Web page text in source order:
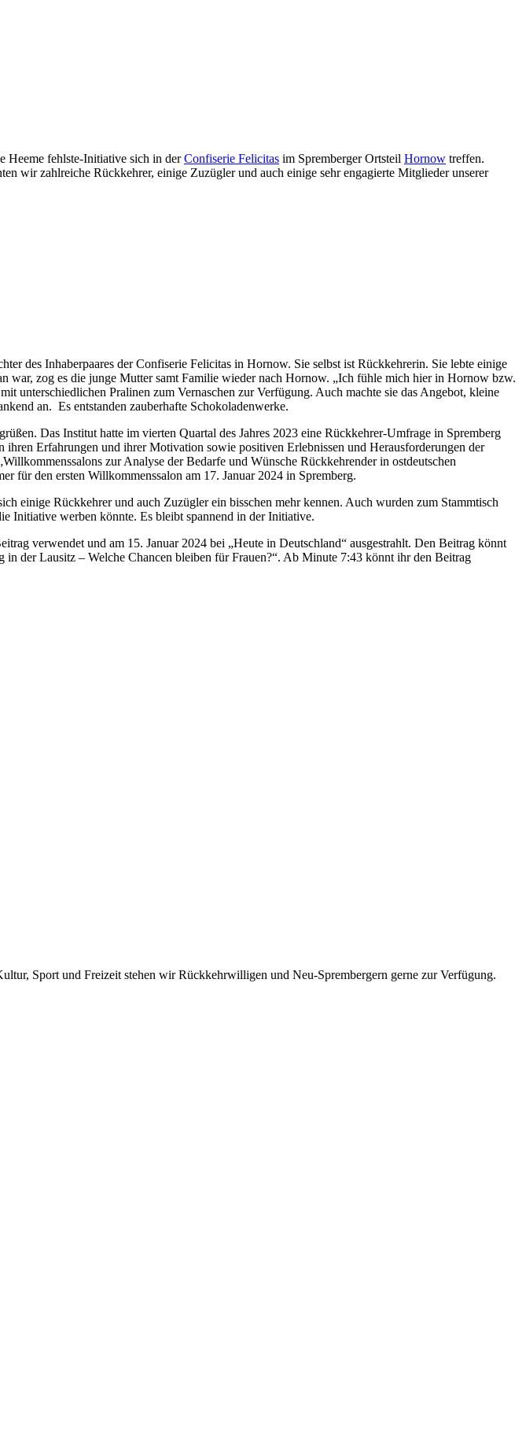
Heeme fehlste-Initiative sich in derConfiserie Felicitas im Spremberger Ortsteil Hornow treffen.
wir zahlreiche Rückkehrer, einige Zuzügler und auch einige sehr engagierte Mitglieder unserer
des Inhaberpaares der Confiserie Felicitas in Hornow. Sie selbst ist Rückkehrerin. Sie lebte einige
war, zog es die junge Mutter samt Familie wieder nach Hornow. „Ich fühle mich hier in Hornow bzw.
unterschiedlichen Pralinen zum Vernaschen zur Verfügung. Auch machte sie das Angebot, kleine
an. Es entstanden zauberhafte Schokoladenwerke.
Das Institut hatte im vierten Quartal des Jahres 2023 eine Rückkehrer-Umfrage in Spremberg
Erfahrungen und ihrer Motivation sowie positiven Erlebnissen und Herausforderungen der
zur Analyse der Bedarfe und Wünsche Rückkehrender in ostdeutschen
für den ersten Willkommenssalon am 17. Januar 2024 in Spremberg.
einige Rückkehrer und auch Zuzügler ein bisschen mehr kennen. Auch wurden zum Stammtisch
Initiative werben könnte. Es bleibt spannend in der Initiative.
verwendet und am 15. Januar 2024 bei „Heute in Deutschland“ ausgestrahlt. Den Beitrag könnt
der Lausitz – Welche Chancen bleiben für Frauen?“. Ab Minute 7:43 könnt ihr den Beitrag
Sport und Freizeit stehen wir Rückkehrwilligen und Neu-Sprembergern gerne zur Verfügung.